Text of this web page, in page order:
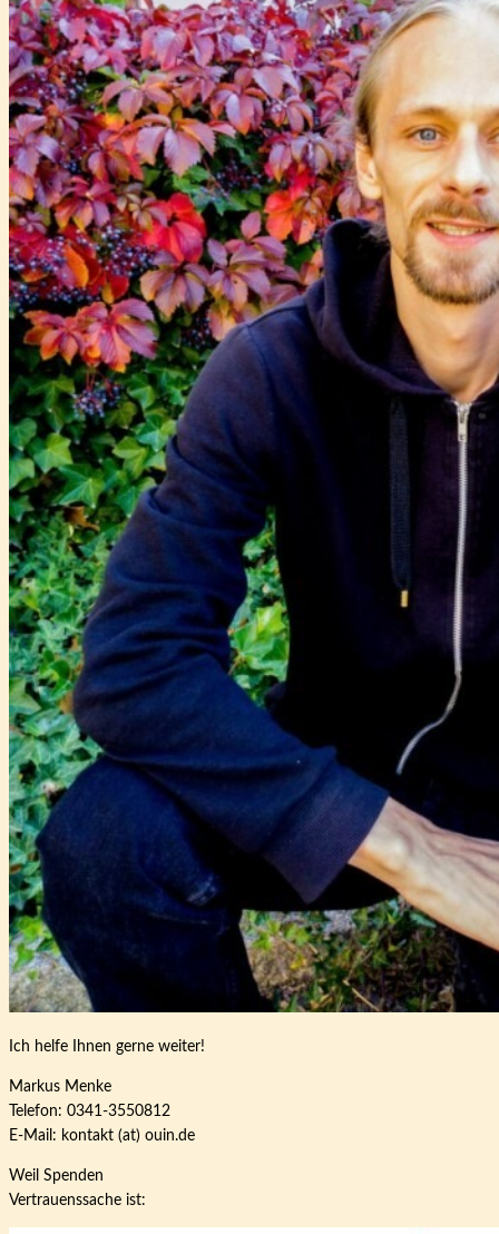
Ich helfe Ihnen gerne weiter!
Markus Menke
Telefon: 0341-3550812
E-Mail: kontakt (at) ouin.de
Weil Spenden
Vertrauenssache ist: